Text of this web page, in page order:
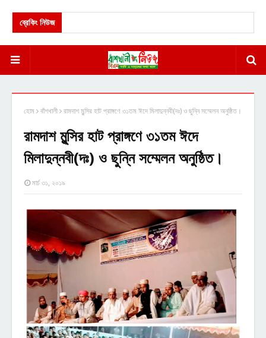
ব্রেকিং নিউজ
হোম বাঁশখালী রামদাশ মুন্সির হাট প্রাঙ্গণে ৩১তম ঈদে মিলাদুন্নবী(দঃ) ও ছুন্নি সম্মেলন অনুষ্ঠিত।
রামদাশ মুন্সির হাট প্রাঙ্গণে ৩১তম ঈদে
মিলাদুন্নবী(দঃ) ও ছুন্নি সম্মেলন অনুষ্ঠিত।
মার্চ ৩১, ২০১৯